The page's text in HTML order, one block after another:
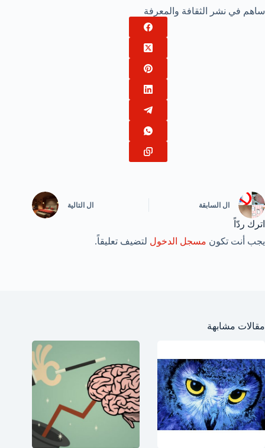
ساهم في نشر الثقافة والمعرفة
ال السابقة ال التالية
اترك ردّاً
يجب أنت تكون مسجل الدخول لتضيف تعليقاً.
مقالات مشابهة